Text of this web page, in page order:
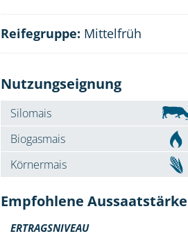
Reifegruppe: Mittelfrüh
Nutzungseignung
Silomais
Biogasmais
Körnermais
Empfohlene
ERTRAGSNIVEAU